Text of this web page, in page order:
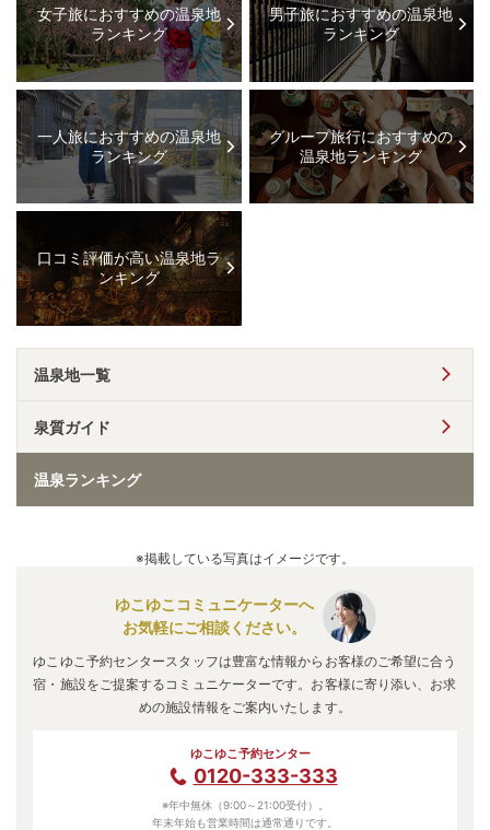
女子旅におすすめの温泉地
ランキング
男子旅におすすめの温泉地
ランキング
一人旅におすすめの温泉地
ランキング
グループ旅行におすすめの
温泉地ランキング
口コミ評価が高い温泉地ラ
ンキング
温泉地一覧
泉質ガイド
温泉ランキング
※掲載している写真はイメージです。
ゆこゆこコミュニケーターへ
お気軽にご相談ください。
ゆこゆこ予約センタースタッフは豊富な情報からお客様のご希望に合う
宿・施設をご提案するコミュニケーターです。お客様に寄り添い、お求
めの施設情報をご案内いたします。
ゆこゆこ予約センター
0120-333-333
※年中無休（9:00～21:00受付）。
年末年始も営業時間は通常通りです。